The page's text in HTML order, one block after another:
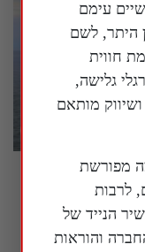
רוצים
עימם
היתר, לשם
חווית
גלישה,
מותאם
מפורשת
לרבות
הנייד של
והוראות